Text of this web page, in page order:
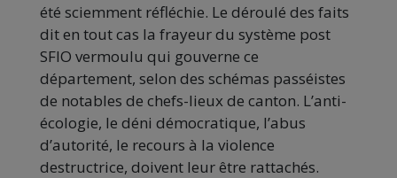
été sciemment réfléchie. Le déroulé des faits
dit en tout cas la frayeur du système post
SFIO vermoulu qui gouverne ce
département, selon des schémas passéistes
de notables de chefs-lieux de canton. L’anti-
écologie, le déni démocratique, l’abus
d’autorité, le recours à la violence
destructrice, doivent leur être rattachés.